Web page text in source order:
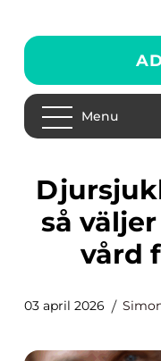
Menu
Djursjukhus stockholm
så
vård
03 april 2026